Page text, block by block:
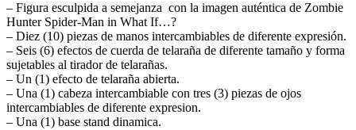
– Figura esculpida a semejanza con la imagen auténtica de Zombie
Hunter Spider-Man in What If…?
– Diez (10) piezas de manos intercambiables de diferente expresión.
– Seis (6) efectos de cuerda de telaraña de diferente tamaño y forma
sujetables al tirador de telarañas.
– Un (1) efecto de telaraña abierta.
– Una (1) cabeza intercambiable con tres (3) piezas de ojos
intercambiables de diferente expresion.
– Una (1) base stand dinamica.